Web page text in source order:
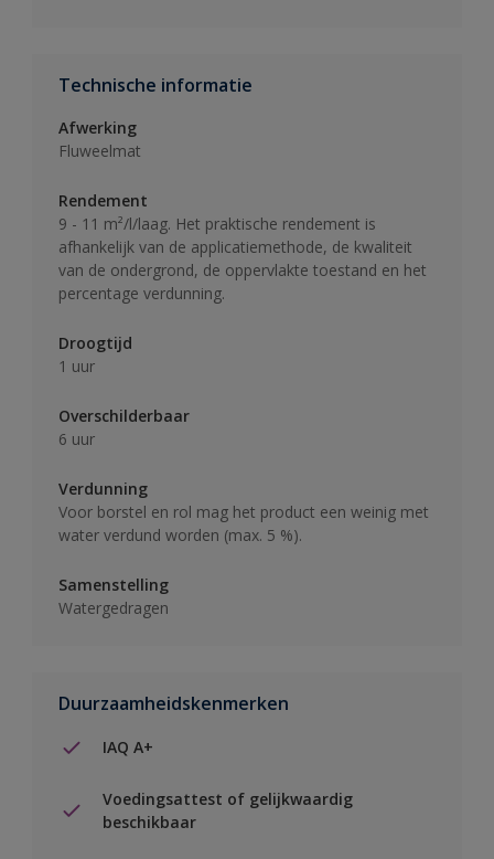
Technische informatie
Afwerking
Fluweelmat
Rendement
9 - 11 m²/l/laag. Het praktische rendement is
afhankelijk van de applicatiemethode, de kwaliteit
van de ondergrond, de oppervlakte toestand en het
percentage verdunning.
Droogtijd
1 uur
Overschilderbaar
6 uur
Verdunning
Voor borstel en rol mag het product een weinig met
water verdund worden (max. 5 %).
Samenstelling
Watergedragen
Duurzaamheidskenmerken
IAQ A+
Voedingsattest of gelijkwaardig
beschikbaar